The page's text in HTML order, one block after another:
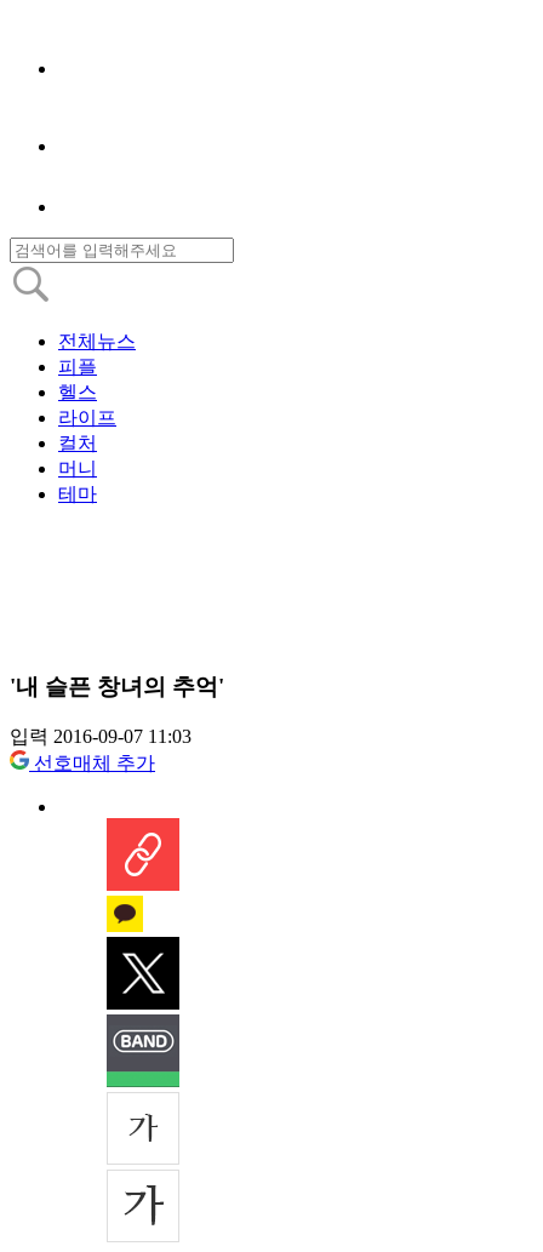
전체뉴스
피플
헬스
라이프
컬처
머니
테마
'내 슬픈 창녀의 추억'
입력 2016-09-07 11:03
선호매체 추가